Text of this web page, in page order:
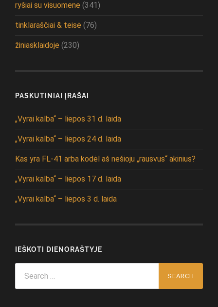
ryšiai su visuomene (341)
tinklaraščiai & teisė (76)
žiniasklaidoje (230)
PASKUTINIAI ĮRAŠAI
„Vyrai kalba“ – liepos 31 d. laida
„Vyrai kalba“ – liepos 24 d. laida
Kas yra FL-41 arba kodėl aš nešioju „rausvus“ akinius?
„Vyrai kalba“ – liepos 17 d. laida
„Vyrai kalba“ – liepos 3 d. laida
IEŠKOTI DIENORAŠTYJE
for: